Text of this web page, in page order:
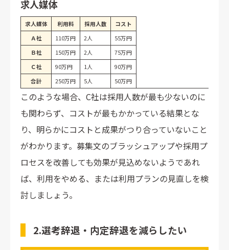
求人媒体
求人媒体 利用料 採用人数
コスト
Ａ社
110万円 2人
55万円
Ｂ社
150万円 2人
75万円
Ｃ社
90万円 1人
90万円
合計
250万円 5人 50万円
このような場合、C社は採用人数が最も少ないのに
も関わらず、コストが最もかかっている結果とな
り、明らかにコストと成果がつり合っていないこと
がわかります。募集文のブラッシュアップや採用プ
ロセスを改善しても効果が見込めないようであれ
ば、利用をやめる、または利用プランの見直しを検
討しましょう。
2.選考辞退・内定辞退を減らしたい